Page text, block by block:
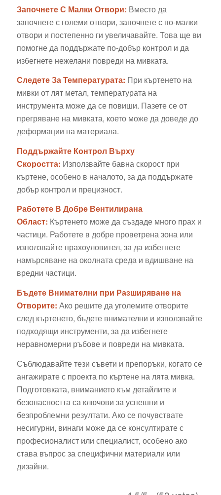
Започнете С Малки Отвори: Вместо да
започнете с големи отвори, започнете с по-малки
отвори и постепенно ги увеличавайте. Това ще ви
помогне да поддържате по-добър контрол и да
избегнете нежелани повреди на мивката.
Следете За Температурата: При къртенето на
мивки от лят метал, температурата на
инструмента може да се повиши. Пазете се от
прегряване на мивката, което може да доведе до
деформации на материала.
Поддържайте Контрол Върху
Скоростта: Използвайте бавна скорост при
къртене, особено в началото, за да поддържате
добър контрол и прецизност.
Работете В Добре Вентилирана
Област: Къртенето може да създаде много прах и
частици. Работете в добре проветрена зона или
използвайте прахоуловител, за да избегнете
намърсяване на околната среда и вдишване на
вредни частици.
Бъдете Внимателни при Разширяване на
Отворите: Ако решите да уголемите отворите
след къртенето, бъдете внимателни и използвайте
подходящи инструменти, за да избегнете
неравномерни ръбове и повреди на мивката.
Съблюдавайте тези съвети и препоръки, когато се
ангажирате с проекта по къртене на лята мивка.
Подготовката, вниманието към детайлите и
безопасността са ключови за успешни и
безпроблемни резултати. Ако се почувствате
несигурни, винаги може да се консултирате с
професионалист или специалист, особено ако
става въпрос за специфични материали или
дизайни.